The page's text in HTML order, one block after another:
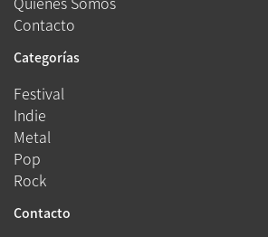
Contacto
Categorías
Festival
Indie
Metal
Pop
Rock
Contacto